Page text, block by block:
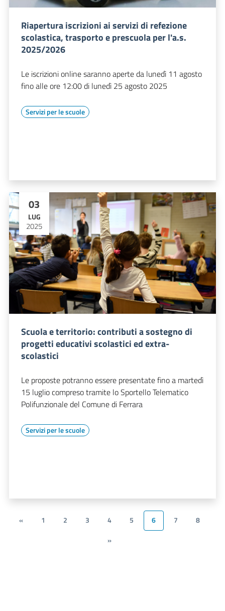
Riapertura iscrizioni ai servizi di refezione
scolastica, trasporto e prescuola per l'a.s.
2025/2026
Le iscrizioni online saranno aperte da lunedì 11 agosto
fino alle ore 12:00 di lunedì 25 agosto 2025
Servizi per le scuole
03
LUG
2025
Scuola e territorio: contributi a sostegno di
progetti educativi scolastici ed extra-
scolastici
Le proposte potranno essere presentate fino a martedì
15 luglio compreso tramite lo Sportello Telematico
Polifunzionale del Comune di Ferrara
Servizi per le scuole
« 1 2 3 4 5 6 7
8
»